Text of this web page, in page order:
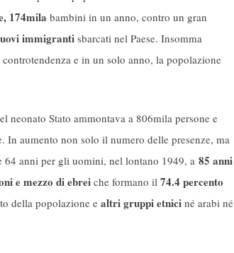
174mila bambini in un anno, contro un gran
immigrantisbarcati nel Paese. Insomma
e in un solo anno, la popolazione
neonato Stato ammontava a 806mila persone e
In aumento non solo il numero delle presenze, ma
64 anni per gli uomini, nel lontano 1949, a 85 anni
e mezzo di ebreiche formano il 74.4 percento
della popolazione ealtri gruppi etnici né arabi né